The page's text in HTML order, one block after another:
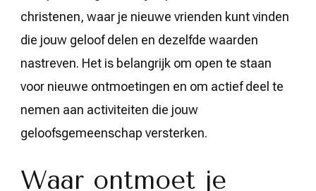
christenen, waar je nieuwe vrienden kunt vinden
die jouw geloof delen en dezelfde waarden
nastreven. Het is belangrijk om open te staan
voor nieuwe ontmoetingen en om actief deel te
nemen aan activiteiten die jouw
geloofsgemeenschap versterken.
Waar ontmoet je